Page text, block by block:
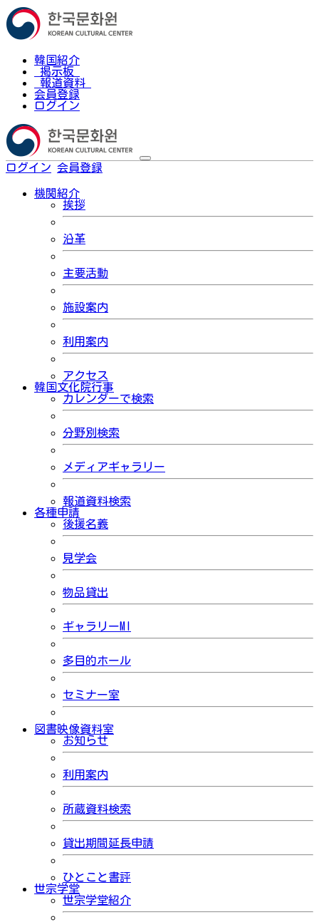
韓国紹介
掲示板
報道資料
会員登録
ログイン
ログイン 会員登録
機関紹介
挨拶
沿革
主要活動
施設案内
利用案内
アクセス
韓国文化院行事
カレンダーで検索
分野別検索
メディアギャラリー
報道資料検索
各種申請
後援名義
見学会
物品貸出
ギャラリーMI
多目的ホール
セミナー室
図書映像資料室
お知らせ
利用案内
所蔵資料検索
貸出期間延長申請
ひとこと書評
世宗学堂
世宗学堂紹介